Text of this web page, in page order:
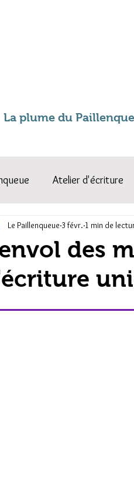
La plume du
Atelier d'écriture
!
des
Le Paillenqueue 3 févr. 1 min de